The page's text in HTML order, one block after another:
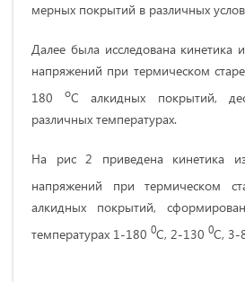
мерных покрытий в различных
Далее была исследована кинетика
напряжений при термическом
180оС алкидных покрытий,
различных температурах.
На рис 2 приведена кинетика
напряжений при термическом
алкидных покрытий,
температурах 1-180 0С, 2-130 0С, 3-